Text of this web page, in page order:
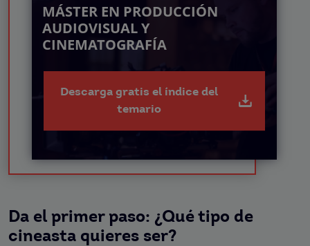
MÁSTER EN PRODUCCIÓN
AUDIOVISUAL Y
CINEMATOGRAFÍA
Descarga gratis el índice del
temario
Da el primer paso: ¿Qué tipo de
cineasta quieres ser?